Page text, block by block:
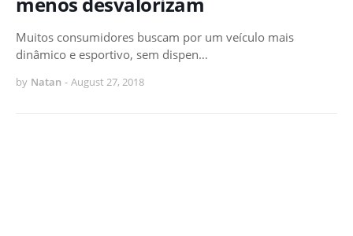
Muitos consumidores buscam por um veículo mais
dinâmico e esportivo, sem dispen…
by Natan - August 27, 2018